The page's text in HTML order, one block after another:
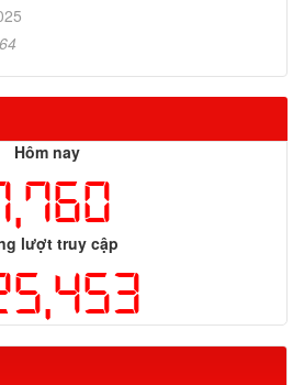
Hôm nay
lượt truy cập